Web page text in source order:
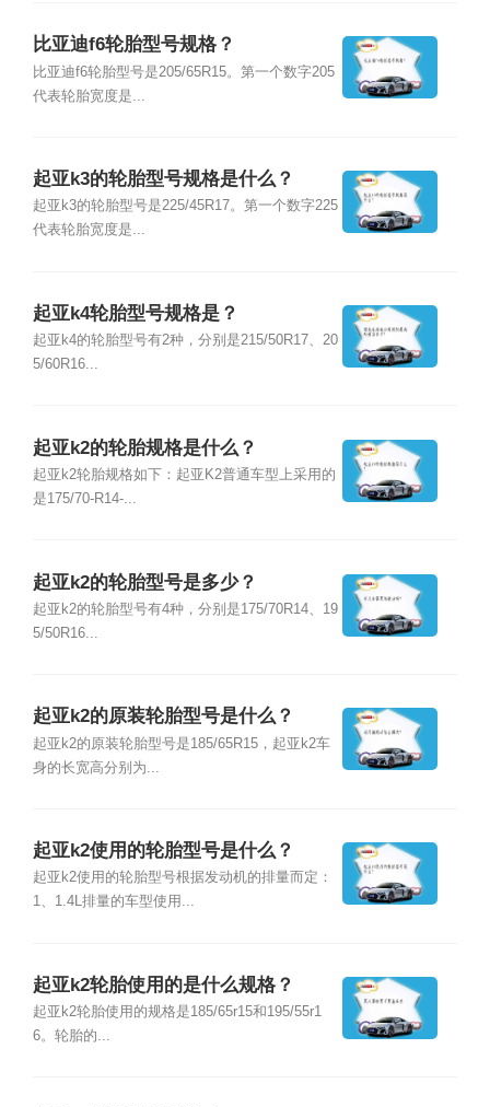
比亚迪f6轮胎型号规格？
比亚迪f6轮胎型号是205/65R15。第一个数字205
代表轮胎宽度是...
起亚k3的轮胎型号规格是什么？
起亚k3的轮胎型号是225/45R17。第一个数字225
代表轮胎宽度是...
起亚k4轮胎型号规格是？
起亚k4的轮胎型号有2种，分别是215/50R17、20
5/60R16...
起亚k2的轮胎规格是什么？
起亚k2轮胎规格如下：起亚K2普通车型上采用的
是175/70-R14-...
起亚k2的轮胎型号是多少？
起亚k2的轮胎型号有4种，分别是175/70R14、19
5/50R16...
起亚k2的原装轮胎型号是什么？
起亚k2的原装轮胎型号是185/65R15，起亚k2车
身的长宽高分别为...
起亚k2使用的轮胎型号是什么？
起亚k2使用的轮胎型号根据发动机的排量而定：
1、1.4L排量的车型使用...
起亚k2轮胎使用的是什么规格？
起亚k2轮胎使用的规格是185/65r15和195/55r1
6。轮胎的...